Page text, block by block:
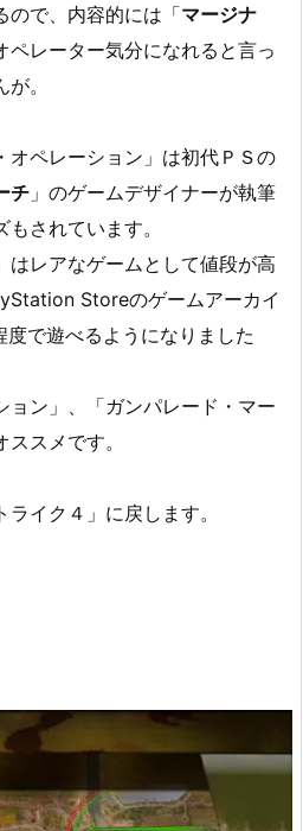
ので、内容的には「マージナ
ペレーター気分になれると言っ
。
オペレーション」は初代ＰＳの
チ 」のゲームデザイナーが執筆
されています。
はレアなゲームとして値段が高
Storeのゲームアーカイ
で遊べるようになりました
ョン」、「ガンパレード・マー
スメです。
イク４」に戻します。